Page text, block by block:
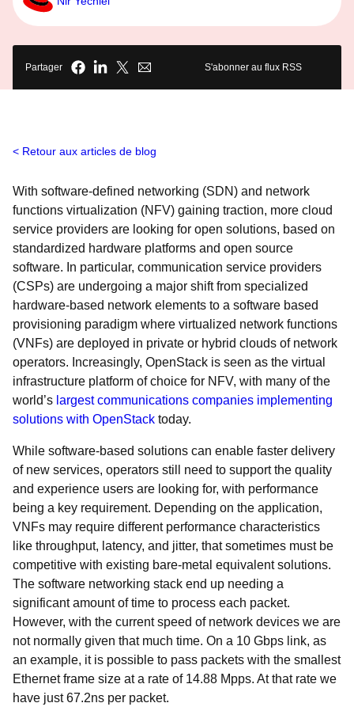
Partager S'abonner au flux RSS
Retour aux articles de blog
With software-defined networking (SDN) and network
functions virtualization (NFV) gaining traction, more cloud
service providers are looking for open solutions, based on
standardized hardware platforms and open source
software. In particular, communication service providers
(CSPs) are undergoing a major shift from specialized
hardware-based network elements to a software based
provisioning paradigm where virtualized network functions
(VNFs) are deployed in private or hybrid clouds of network
operators. Increasingly, OpenStack is seen as the virtual
infrastructure platform of choice for NFV, with many of the
world’s largest communications companies implementing
solutions with OpenStack today.
While software-based solutions can enable faster delivery
of new services, operators still need to support the quality
and experience users are looking for, with performance
being a key requirement. Depending on the application,
VNFs may require different performance characteristics
like throughput, latency, and jitter, that sometimes must be
competitive with existing bare-metal equivalent solutions.
The software networking stack end up needing a
significant amount of time to process each packet.
However, with the current speed of network devices we are
not normally given that much time. On a 10 Gbps link, as
an example, it is possible to pass packets with the smallest
Ethernet frame size at a rate of 14.88 Mpps. At that rate we
have just 67.2ns per packet.